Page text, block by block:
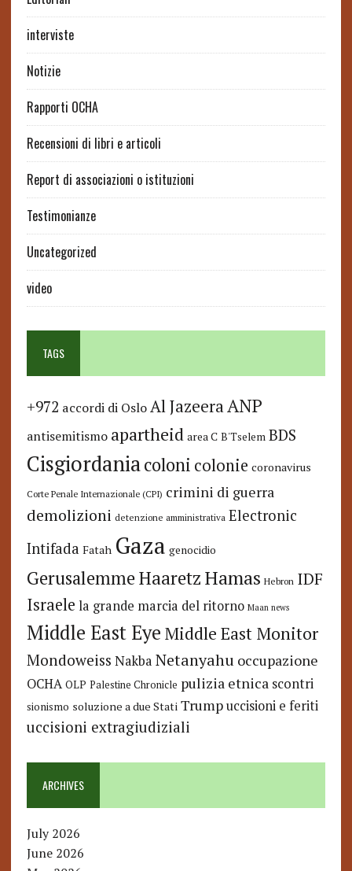
interviste
Notizie
Rapporti OCHA
Recensioni di libri e articoli
Report di associazioni o istituzioni
Testimonianze
Uncategorized
video
TAGS
+972 accordi di Oslo Al JazeeraANP
antisemitismo apartheid area C B'Tselem BDS
Cisgiordaniacoloni colonie coronavirus
Corte Penale Internazionale (CPI) crimini di guerra
demolizioni detenzione amministrativa Electronic
Intifada Fatah Gaza genocidio
GerusalemmeHaaretzHamas Hebron IDF
Israele la grande marcia del ritorno Maan news
Middle East Eye Middle East Monitor
Mondoweiss Nakba Netanyahu occupazione
OCHA OLP Palestine Chronicle pulizia etnica scontri
sionismo soluzione a due Stati Trump uccisioni e feriti
uccisioni extragiudiziali
ARCHIVES
July 2026
June 2026